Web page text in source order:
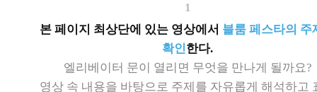
1
본 페이지 최상단에 있는 영상에서 블룸 페스타의 주
확인한다.
엘리베이터 문이 열리면 무엇을 만나게 될까요?
영상 속 내용을 바탕으로 주제를 자유롭게 해석하고